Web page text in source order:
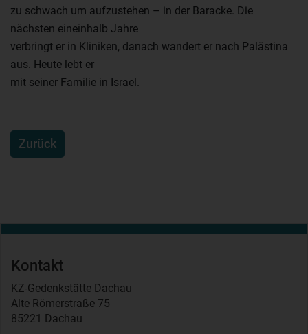
zu schwach um aufzustehen – in der Baracke. Die
nächsten eineinhalb Jahre
verbringt er in Kliniken, danach wandert er nach Palästina
aus. Heute lebt er
mit seiner Familie in Israel.
Zurück
Kontakt
KZ-Gedenkstätte Dachau
Alte Römerstraße 75
85221 Dachau